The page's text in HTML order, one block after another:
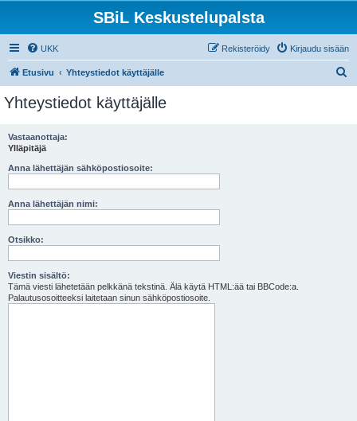
SBiL Keskustelupalsta
UKK Kirjaudu sisään
Rekisteröidy
Etusivu Yhteystiedot käyttäjälle
Yhteystiedot käyttäjälle
Vastaanottaja:
Ylläpitäjä
Anna lähettäjän sähköpostiosoite:
Anna lähettäjän nimi:
Otsikko:
Viestin sisältö:
Tämä viesti lähetetään pelkkänä tekstinä. Älä käytä HTML:ää tai BBCode:a.
Palautusosoitteeksi laitetaan sinun sähköpostiosoite.